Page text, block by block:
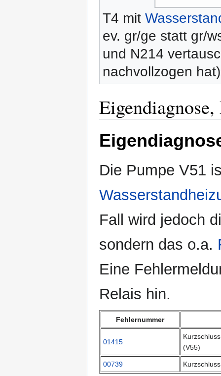
T4 mit
ev. gr/ge statt gr/
und N214
nachvollzogen hat)
Die Pumpe V51
Fall wird jedoch
sondern das o.a.
Eine
Relais hin.
Fehlernummer
01415
(V55)
00739